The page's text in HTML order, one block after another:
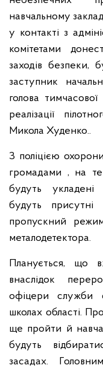
навчальному
у контакті з
комітетами
заходів безпеки,
заступник
голова тимчасової
реалізації
Микола Худенко..
З поліцією
громадами , на
будуть укладені
будуть присутні
пропускний
металодетектора.
Планується, що
внаслідок
офіцери служби
школах області.
ще пройти й
будуть
засадах.